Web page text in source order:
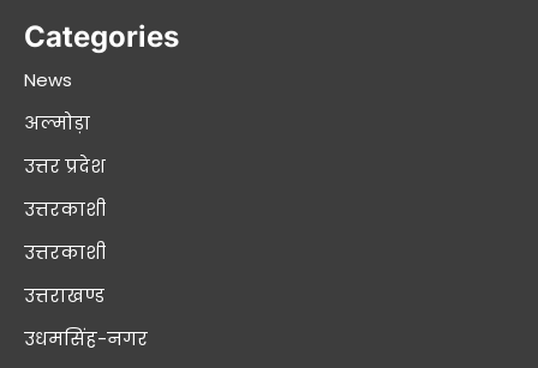
Categories
News
अल्मोड़ा
उत्तर प्रदेश
उत्तरकाशी
उत्तरकाशी
उत्तराखण्ड
उधमसिंह-नगर